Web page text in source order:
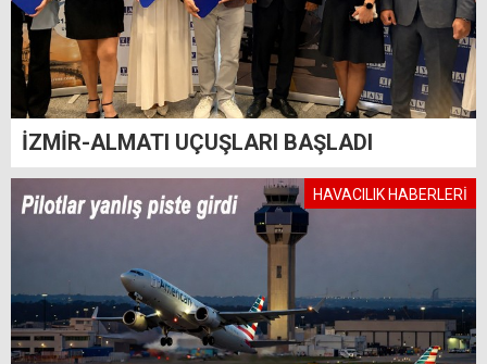
İZMİR-ALMATI UÇUŞLARI BAŞLADI
HAVACILIK HABERLERİ